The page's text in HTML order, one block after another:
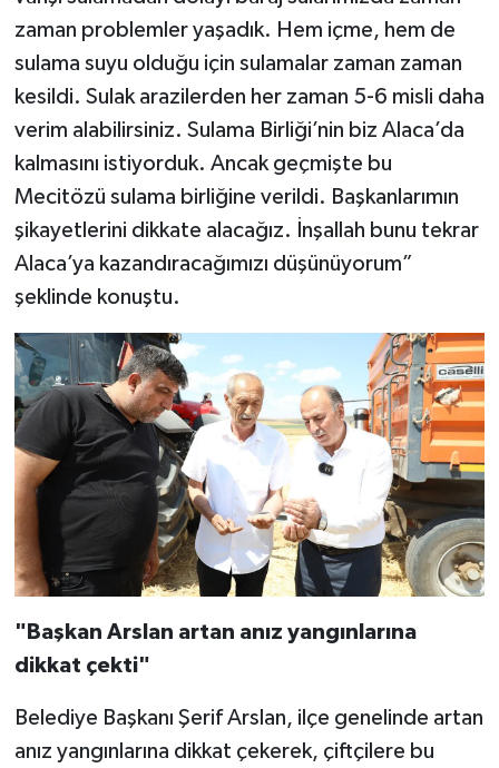
zaman problemler yaşadık. Hem içme, hem de
sulama suyu olduğu için sulamalar zaman zaman
kesildi. Sulak arazilerden her zaman 5-6 misli daha
verim alabilirsiniz. Sulama Birliği’nin biz Alaca’da
kalmasını istiyorduk. Ancak geçmişte bu
Mecitözü sulama birliğine verildi. Başkanlarımın
şikayetlerini dikkate alacağız. İnşallah bunu tekrar
Alaca’ya kazandıracağımızı düşünüyorum”
şeklinde konuştu.
"Başkan Arslan artan anız yangınlarına
dikkat çekti"
Belediye Başkanı Şerif Arslan, ilçe genelinde artan
anız yangınlarına dikkat çekerek, çiftçilere bu